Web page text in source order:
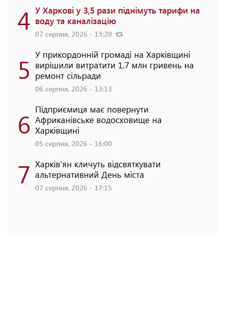
4 У Харкові у 3,5 рази піднімуть тарифи на
воду та каналізацію
07 серпня, 2026 - 13:20
5 У прикордонній громаді на Харківщині
вирішили витратити 1,7 млн гривень на
ремонт сільради
06 серпня, 2026 - 13:13
6 Підприємиця має повернути
Африканівське водосховище на
Харківщині
05 серпня, 2026 - 16:00
7 Харків'ян кличуть відсвяткувати
альтернативний День міста
07 серпня, 2026 - 17:15